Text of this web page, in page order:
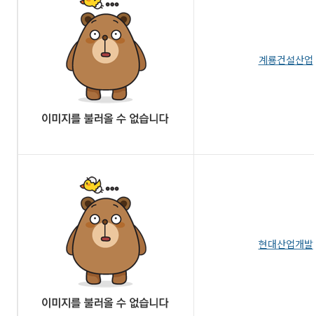
계룡건설산업
현대산업개발